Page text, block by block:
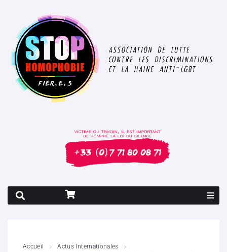
Accueil
Actus Internationales